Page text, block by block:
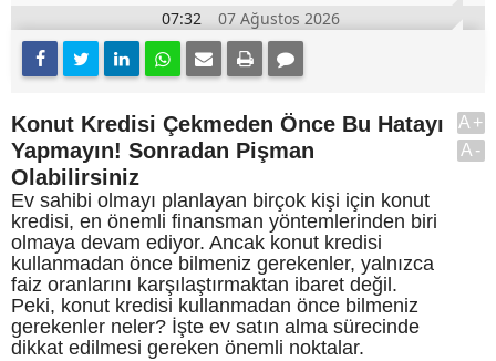
07:32 07 Ağustos 2026
Konut Kredisi Çekmeden Önce Bu Hatayı
Yapmayın! Sonradan Pişman
Olabilirsiniz
Ev sahibi olmayı planlayan birçok kişi için konut
kredisi, en önemli finansman yöntemlerinden biri
olmaya devam ediyor. Ancak konut kredisi
kullanmadan önce bilmeniz gerekenler, yalnızca
faiz oranlarını karşılaştırmaktan ibaret değil.
Peki, konut kredisi kullanmadan önce bilmeniz
gerekenler neler? İşte ev satın alma sürecinde
dikkat edilmesi gereken önemli noktalar.
A+
A-